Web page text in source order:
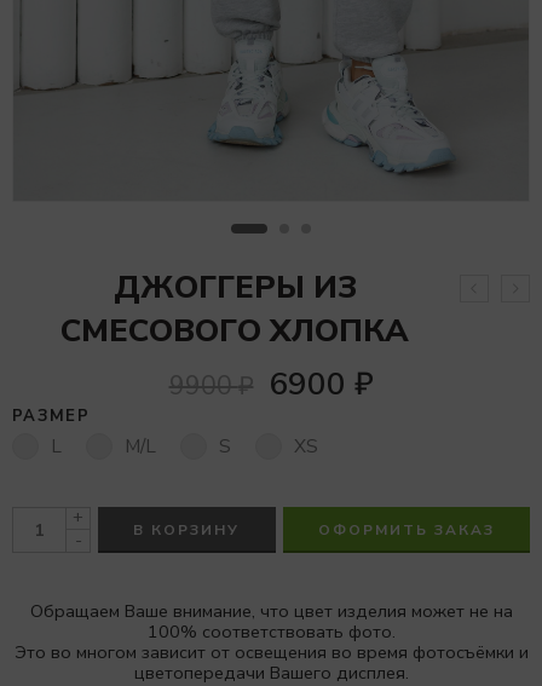
ДЖОГГЕРЫ ИЗ
СМЕСОВОГО ХЛОПКА
9900₽ 6900 ₽
РАЗМЕР
L M/L S XS
+
-
В КОРЗИНУ ОФОРМИТЬ ЗАКАЗ
Обращаем Ваше внимание, что цвет изделия может не на
100% соответствовать фото.
Это во многом зависит от освещения во время фотосъёмки и
цветопередачи Вашего дисплея.